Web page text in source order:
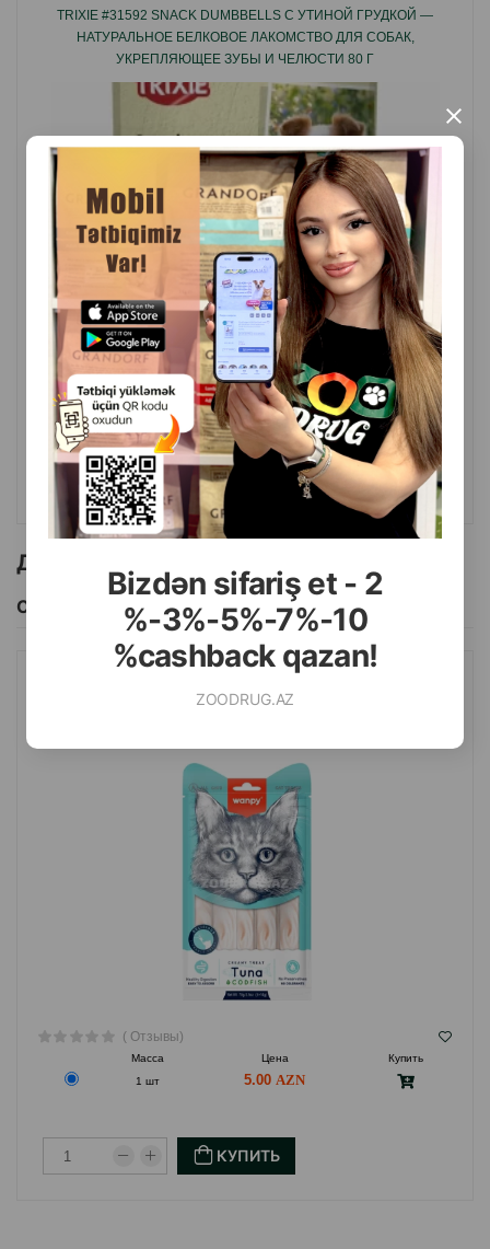
Bizdən sifariş et - 2
%-3%-5%-7%-10
%cashback qazan!
ZOODRUG.AZ
×
полезного животного белка и низким содержанием
Таким образом обеспечивается активность вашего
питомца, укрепляется его здоровье и иммунитет при
правильном контроле веса.
Страна производитель: Китай.
TRIXIE #31592 SNACK DUMBBELLS С УТИНОЙ ГРУДКОЙ —
НАТУРАЛЬНОЕ БЕЛКОВОЕ ЛАКОМСТВО ДЛЯ СОБАК,
УКРЕПЛЯЮЩЕЕ ЗУБЫ И ЧЕЛЮСТИ 80 Г
( Отзывы)
Цена
Купить
100 гр (1 пакет)
6.30
КУПИТЬ
Другие товоры бренда
Смотреть Все
ЛАКОМСТВО WANPY CREAMY TUNA&CODFISH ДЛЯ КОШЕК СО
( Отзывы)
Масса Цена
Купить
1 шт
5.00
КУПИТЬ